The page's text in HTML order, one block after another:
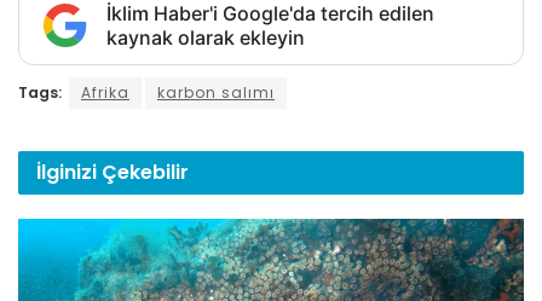
İklim Haber'i Google'da tercih edilen
kaynak olarak ekleyin
Tags: Afrika karbon salımı
İlginizi Çekebilir